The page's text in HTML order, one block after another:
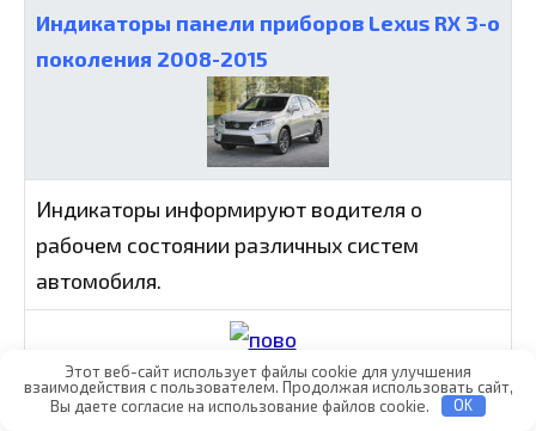
Индикаторы панели приборов Lexus RX 3-о
поколения 2008-2015
Индикаторы информируют водителя о
рабочем состоянии различных систем
автомобиля.
Этот веб-сайт использует файлы cookie для улучшения
взаимодействия с пользователем. Продолжая использовать сайт,
Вы даете согласие на использование файлов cookie.
OK